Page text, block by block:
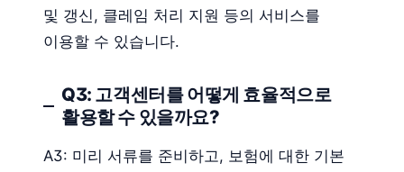
및 갱신, 클레임 처리 지원 등의 서비스를
이용할 수 있습니다.
Q3: 고객센터를 어떻게 효율적으로
활용할 수 있을까요?
A3: 미리 서류를 준비하고, 보험에 대한 기본